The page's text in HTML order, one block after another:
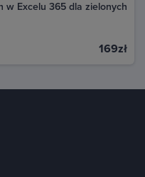
w Excelu 365 dla zielonych
169zł